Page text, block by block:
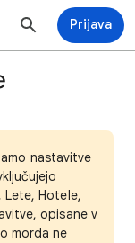
Prijava
nastavitve
Lete, Hotele,
opisane v
morda ne